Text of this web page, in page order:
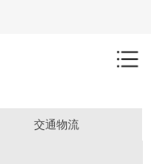
交通物流